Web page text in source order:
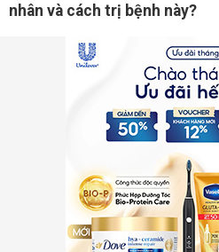
nhân và cách trị bệnh này?